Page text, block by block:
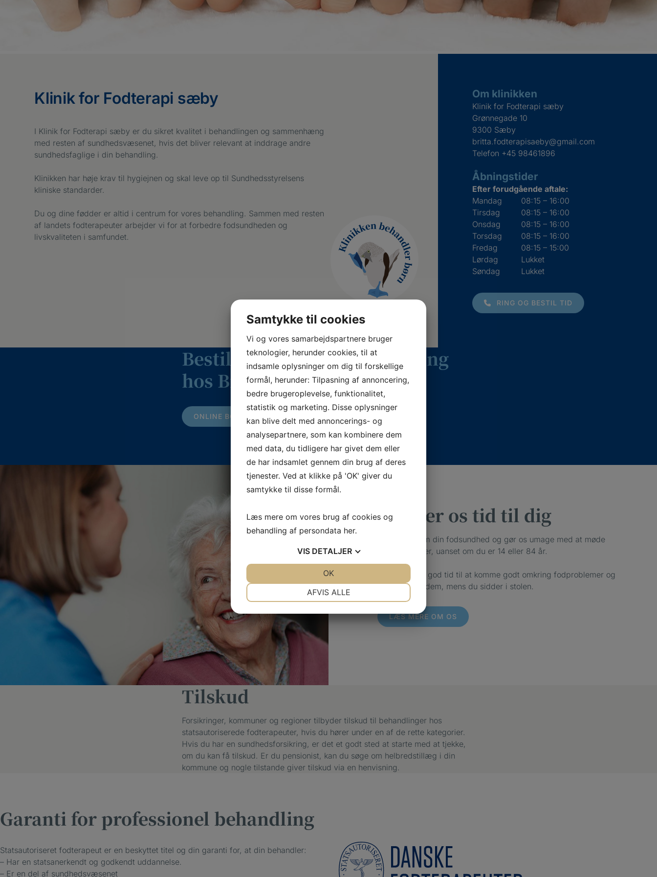
Klinik for Fodterapi sæby
I Klinik for Fodterapi sæby er du sikret kvalitet i behandlingen og sammenhæng
med resten af sundhedsvæsenet, hvis det bliver relevant at inddrage andre
sundhedsfaglige i din behandling.
Klinikken har høje krav til hygiejnen og skal leve op til Sundhedsstyrelsens
kliniske standarder.
Du og dine fødder er altid i centrum for vores behandling. Sammen med resten
af landets fodterapeuter arbejder vi for at forbedre fodsundheden og
livskvaliteten i samfundet.
Om klinikken
Klinik for Fodterapi sæby
Grønnegade 10
9300 Sæby
britta.fodterapisaeby@gmail.com
Telefon +45 98461896
Åbningstider
Efter forudgående aftale:
Mandag
08:15 – 16:00
Tirsdag
08:15 – 16:00
Onsdag
08:15 – 16:00
Torsdag
08:15 – 16:00
Fredag
08:15 – 15:00
Lørdag
Lukket
Søndag
Lukket
RING OG BESTIL TID
Bestil tid til online behandling
hos Britta Arentsen her
ONLINE BOOKING
Vi giver os tid til dig
Vi kerer os om din fodsundhed og gør os umage med at møde
dig, hvor du er, uanset om du er 14 eller 84 år.
Hos os har vi god tid til at komme godt omkring fodproblemer og
årsagerne til dem, mens du sidder i stolen.
LÆS MERE OM OS
Tilskud
Forsikringer, kommuner og regioner tilbyder tilskud til behandlinger hos
statsautoriserede fodterapeuter, hvis du hører under en af de rette kategorier.
Hvis du har en sundhedsforsikring, er det et godt sted at starte med at tjekke,
om du kan få tilskud. Er du pensionist, kan du søge om helbredstillæg i din
kommune og nogle tilstande giver tilskud via en henvisning.
Garanti for professionel behandling
Statsautoriseret fodterapeut er en beskyttet titel og din garanti for, at din behandler:
– Har en statsanerkendt og godkendt uddannelse.
– Er en del af sundhedsvæsenet
Samtykke til cookies
Vi og vores samarbejdspartnere bruger
teknologier, herunder cookies, til at
indsamle oplysninger om dig til forskellige
formål, herunder: Tilpasning af annoncering,
bedre brugeroplevelse, funktionalitet,
statistik og marketing. Disse oplysninger
kan blive delt med annoncerings- og
analysepartnere, som kan kombinere dem
med data, du tidligere har givet dem eller
de har indsamlet gennem din brug af deres
tjenester. Ved at klikke på 'OK' giver du
samtykke til disse formål.
Læs mere om vores brug af cookies og
behandling af persondata her.
VIS DETALJER
MARKETING STATISTIK
AFVIS ALLE
OK